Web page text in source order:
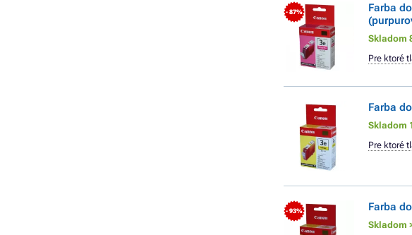
- 87%
Farba
Skladom
Pre ktoré
Farba
Skladom
Pre ktoré
- 93% Farba
Skladom